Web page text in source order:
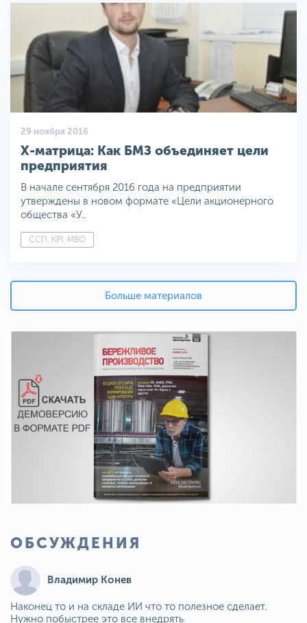
29 ноября 2016
Х-матрица: Как БМЗ объединяет цели
предприятия
В начале сентября 2016 года на предприятии
утверждены в новом формате «Цели акционерного
общества «У..
ССП, KPI, MBO
Больше материалов
ОБСУЖДЕНИЯ
Владимир Конев
Наконец то и на складе ИИ что то полезное сделает.
Нужно побыстрее это все внедрять